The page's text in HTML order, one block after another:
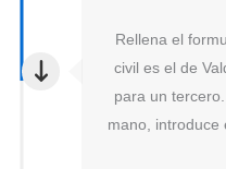
Rellena el
civil es el de
para un
mano, introduce